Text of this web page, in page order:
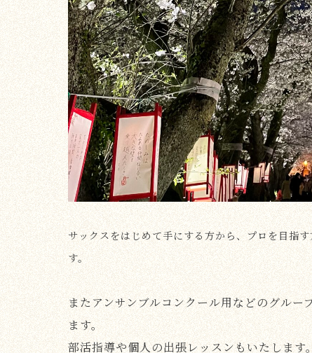
サックスをはじめて手にする方から、プロを目指
す。
またアンサンブルコンクール用などのグル
ます。
部活指導や個人の出張レッスンもいたしま